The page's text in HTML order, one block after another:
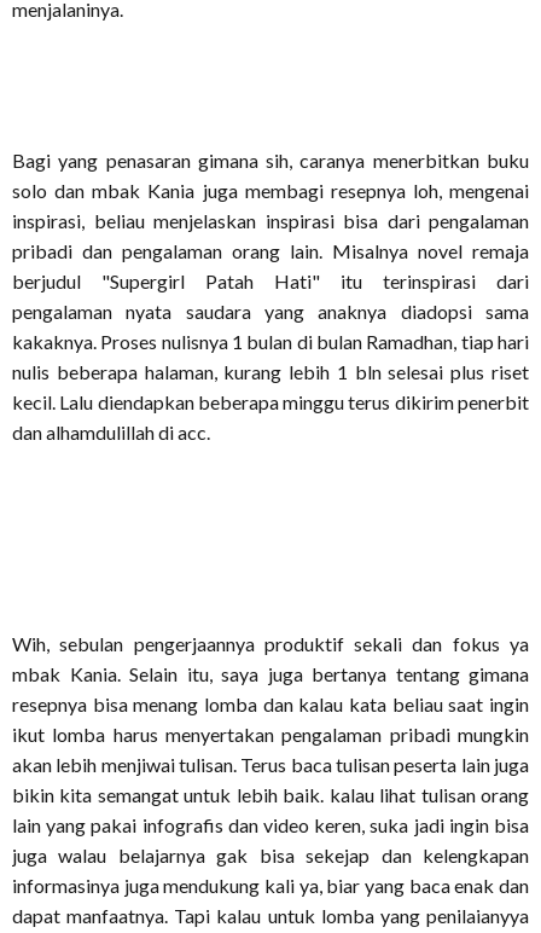
menjalaninya.
Bagi yang penasaran gimana sih, caranya menerbitkan buku
solo dan mbak Kania juga membagi resepnya loh, mengenai
inspirasi, beliau menjelaskan inspirasi bisa dari pengalaman
pribadi dan pengalaman orang lain. Misalnya novel remaja
berjudul "Supergirl Patah Hati" itu terinspirasi dari
pengalaman nyata saudara yang anaknya diadopsi sama
kakaknya. Proses nulisnya 1 bulan di bulan Ramadhan, tiap hari
nulis beberapa halaman, kurang lebih 1 bln selesai plus riset
kecil. Lalu diendapkan beberapa minggu terus dikirim penerbit
dan alhamdulillah di acc.
Wih, sebulan pengerjaannya produktif sekali dan fokus ya
mbak Kania. Selain itu, saya juga bertanya tentang gimana
resepnya bisa menang lomba dan kalau kata beliau saat ingin
ikut lomba harus menyertakan pengalaman pribadi mungkin
akan lebih menjiwai tulisan. Terus baca tulisan peserta lain juga
bikin kita semangat untuk lebih baik. kalau lihat tulisan orang
lain yang pakai infografis dan video keren, suka jadi ingin bisa
juga walau belajarnya gak bisa sekejap dan kelengkapan
informasinya juga mendukung kali ya, biar yang baca enak dan
dapat manfaatnya. Tapi kalau untuk lomba yang penilaianyya